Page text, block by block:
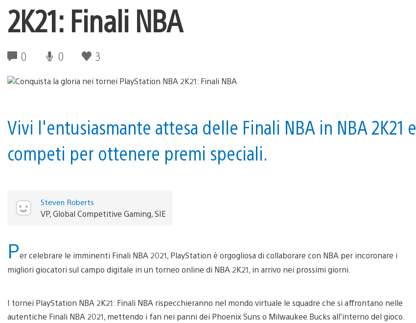
2K21: Finali NBA
0 0 3
Vivi l'entusiasmante attesa delle Finali NBA in NBA 2K21 e
competi per ottenere premi speciali.
Steven Roberts
VP, Global Competitive Gaming, SIE
Per celebrare le imminenti Finali NBA 2021, PlayStation è orgogliosa di collaborare con NBA per incoronare i
migliori giocatori sul campo digitale in un torneo online di NBA 2K21, in arrivo nei prossimi giorni.
I tornei PlayStation NBA 2K21: Finali NBA rispecchieranno nel mondo virtuale le squadre che si affrontano nelle
autentiche Finali NBA 2021, mettendo i fan nei panni dei Phoenix Suns o Milwaukee Bucks all’interno del gioco.